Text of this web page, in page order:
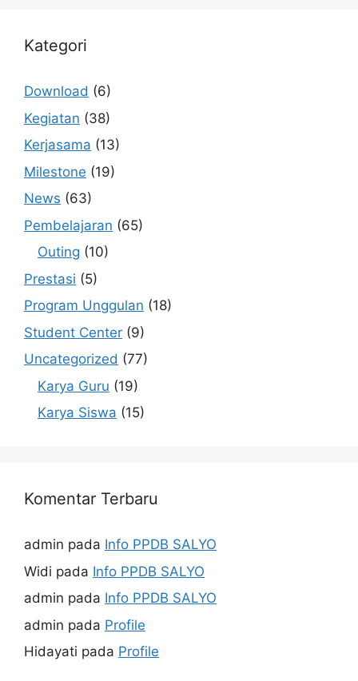
Kategori
Download (6)
Kegiatan (38)
Kerjasama (13)
Milestone (19)
News (63)
Pembelajaran (65)
Outing (10)
Prestasi (5)
Program Unggulan (18)
Student Center (9)
Uncategorized (77)
Karya Guru (19)
Karya Siswa (15)
Komentar Terbaru
admin pada Info PPDB SALYO
Widi pada Info PPDB SALYO
admin pada Info PPDB SALYO
admin pada Profile
Hidayati pada Profile